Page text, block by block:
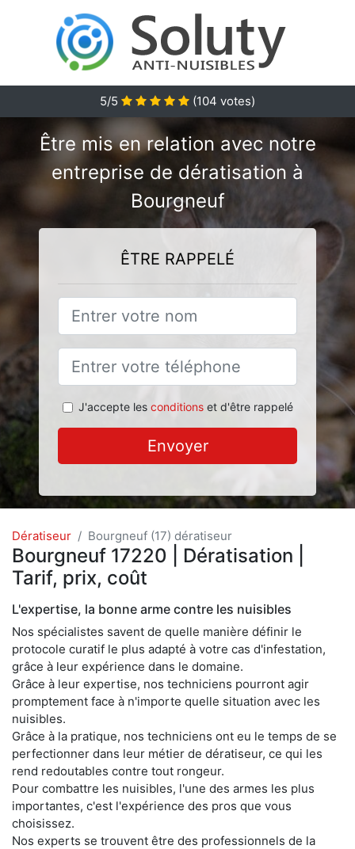
5/5 (104 votes)
Être mis en relation avec notre
entreprise de dératisation à
Bourgneuf
ÊTRE RAPPELÉ
J'accepte les conditionset d'être rappelé
Envoyer
Dératiseur Bourgneuf (17) dératiseur
Bourgneuf 17220 | Dératisation |
Tarif, prix, coût
L'expertise, la bonne arme contre les nuisibles
Nos spécialistes savent de quelle manière définir le
protocole curatif le plus adapté à votre cas d'infestation,
grâce à leur expérience dans le domaine.
Grâce à leur expertise, nos techniciens pourront agir
promptement face à n'importe quelle situation avec les
nuisibles.
Grâce à la pratique, nos techniciens ont eu le temps de se
perfectionner dans leur métier de dératiseur, ce qui les
rend redoutables contre tout rongeur.
Pour combattre les nuisibles, l'une des armes les plus
importantes, c'est l'expérience des pros que vous
choisissez.
Nos experts se trouvent être des professionnels de la